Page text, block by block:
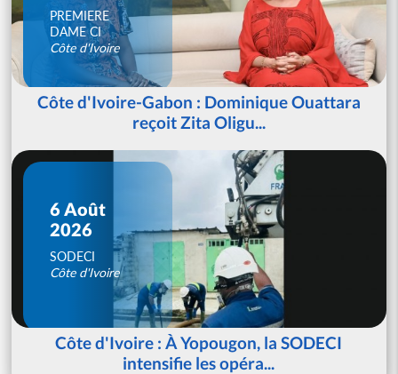
PREMIERE
DAME CI
Côte d'Ivoire
Côte d'Ivoire-Gabon : Dominique Ouattara
reçoit Zita Oligu...
6 Août
2026
SODECI
Côte d'Ivoire
Côte d'Ivoire : À Yopougon, la SODECI
intensifie les opéra...